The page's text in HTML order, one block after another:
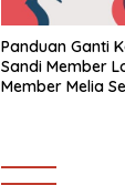
Panduan Ganti
Sandi Member
Member Melia